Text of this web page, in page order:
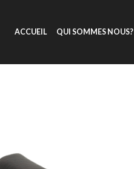
ACCUEIL QUI SOMMES NOUS?